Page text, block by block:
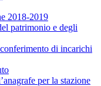
2018-2019
patrimonio e degli
di incarichi
per la stazione